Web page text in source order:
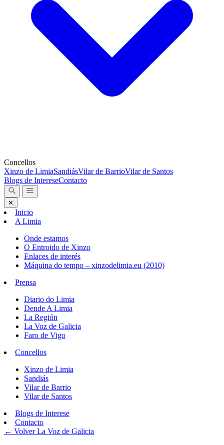
Concellos
Xinzo de LimiaSandiásVilar de BarrioVilar de Santos
Blogs de IntereseContacto
✕
Inicio
A Limia
Onde estamos
O Entroido de Xinzo
Enlaces de interés
Máquina do tempo – xinzodelimia.eu (2010)
Prensa
Diario do Limia
Dende A Limia
La Región
La Voz de Galicia
Faro de Vigo
Concellos
Xinzo de Limia
Sandiás
Vilar de Barrio
Vilar de Santos
Blogs de Interese
Contacto
← VolverLa Voz de Galicia